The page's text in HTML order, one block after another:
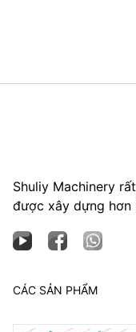
Shuliy Machinery
được xây dựng hơn
CÁC SẢN PHẨM